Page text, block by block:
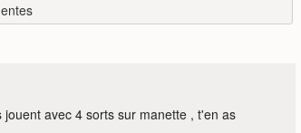
avec 4 sorts sur manette , t'en as